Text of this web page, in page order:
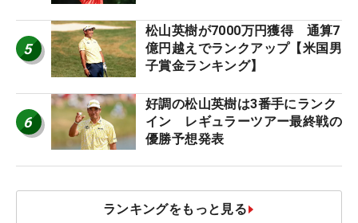
5
松山英樹が7000万円獲得 通算7
億円越えでランクアップ【米国男
子賞金ランキング】
6
好調の松山英樹は3番手にランク
イン レギュラーツアー最終戦の
優勝予想発表
ランキングをもっと見る